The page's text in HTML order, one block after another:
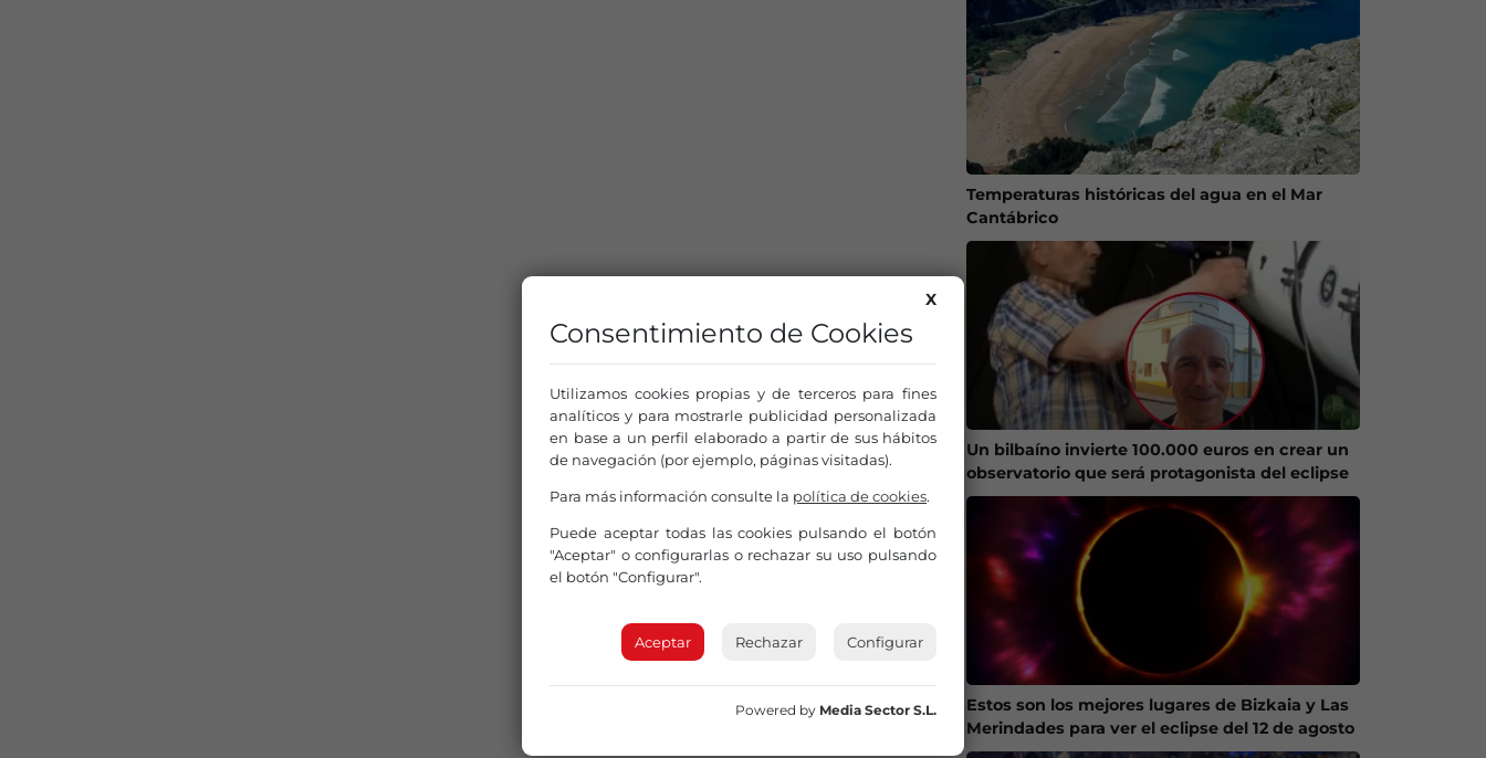
Temperaturas históricas del agua en el Mar
Cantábrico
Un bilbaíno invierte 100.000 euros en crear un
observatorio que será protagonista del eclipse
Estos son los mejores lugares de Bizkaia y Las
Merindades para ver el eclipse del 12 de agosto
X
Consentimiento de Cookies
Utilizamos cookies propias y de terceros para fines
analíticos y para mostrarle publicidad personalizada
en base a un perfil elaborado a partir de sus hábitos
de navegación (por ejemplo, páginas visitadas).
Para más información consulte la política de cookies.
Puede aceptar todas las cookies pulsando el botón
"Aceptar" o configurarlas o rechazar su uso pulsando
el botón "Configurar".
Aceptar Rechazar Configurar
Powered by Media Sector S.L.